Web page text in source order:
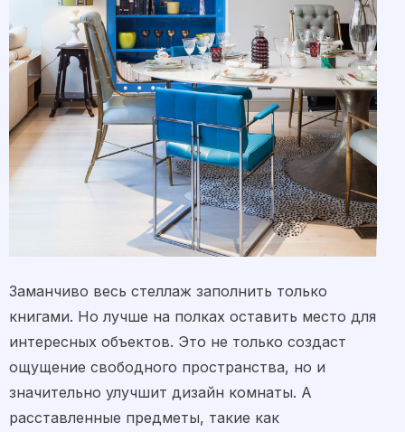
Заманчиво весь стеллаж заполнить только
книгами. Но лучше на полках оставить место для
интересных объектов. Это не только создаст
ощущение свободного пространства, но и
значительно улучшит дизайн комнаты. А
расставленные предметы, такие как